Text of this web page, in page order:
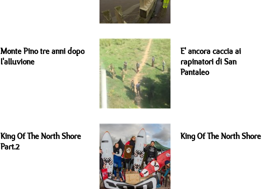
Monte Pino tre anni dopo
l'alluvione
E' ancora caccia ai
rapinatori di San
Pantaleo
King Of The North Shore
Part.2
King Of The North Shore